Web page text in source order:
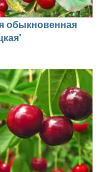
обыкновенная